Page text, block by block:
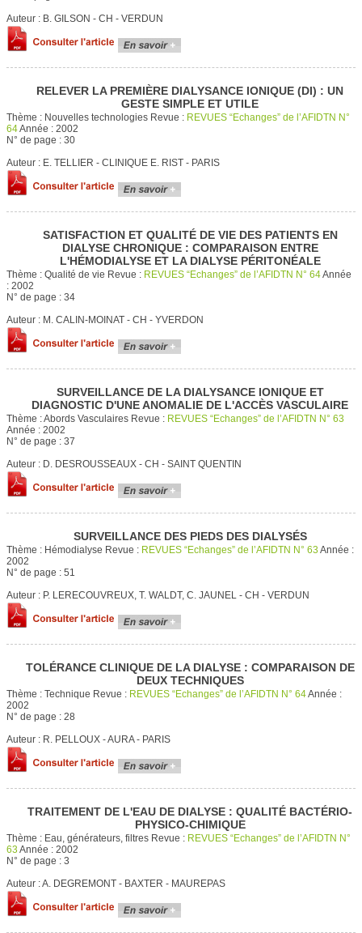
Auteur : B. GILSON - CH - VERDUN
RELEVER LA PREMIÈRE DIALYSANCE IONIQUE (DI) : UN
GESTE SIMPLE ET UTILE
Thème : Nouvelles technologies Revue : REVUES “Echanges” de l’AFIDTN N°
64Année : 2002
N° de page : 30
Auteur : E. TELLIER - CLINIQUE E. RIST - PARIS
SATISFACTION ET QUALITÉ DE VIE DES PATIENTS EN
DIALYSE CHRONIQUE : COMPARAISON ENTRE
L'HÉMODIALYSE ET LA DIALYSE PÉRITONÉALE
Thème : Qualité de vie Revue : REVUES “Echanges” de l’AFIDTN N° 64Année
: 2002
N° de page : 34
Auteur : M. CALIN-MOINAT - CH - YVERDON
SURVEILLANCE DE LA DIALYSANCE IONIQUE ET
DIAGNOSTIC D'UNE ANOMALIE DE L'ACCÈS VASCULAIRE
Thème :Abords Vasculaires Revue : REVUES “Echanges” de l’AFIDTN N° 63
Année : 2002
N° de page : 37
Auteur : D. DESROUSSEAUX - CH - SAINT QUENTIN
SURVEILLANCE DES PIEDS DES DIALYSÉS
Thème : Hémodialyse Revue : REVUES “Echanges” de l’AFIDTN N° 63 Année :
2002
N° de page : 51
Auteur : P. LERECOUVREUX, T. WALDT, C. JAUNEL - CH - VERDUN
TOLÉRANCE CLINIQUE DE LA DIALYSE : COMPARAISON DE
DEUX TECHNIQUES
Thème : Technique Revue : REVUES “Echanges” de l’AFIDTN N° 64Année :
2002
N° de page : 28
Auteur : R. PELLOUX - AURA - PARIS
TRAITEMENT DE L'EAU DE DIALYSE : QUALITÉ BACTÉRIO-
PHYSICO-CHIMIQUE
Thème : Eau, générateurs, filtres Revue : REVUES “Echanges” de l’AFIDTN N°
63 Année : 2002
N° de page : 3
Auteur :A. DEGREMONT - BAXTER - MAUREPAS